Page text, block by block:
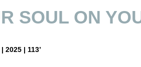
SOUL ON
2025 | 113’